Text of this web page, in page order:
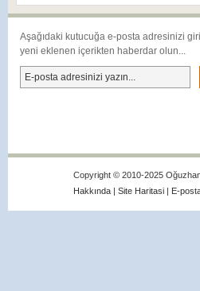
Aşağıdaki kutucuğa e-posta adresinizi
yeni eklenen içerikten haberdar olun...
Copyright © 2010-2025
Hakkında | Site Haritasi | E-